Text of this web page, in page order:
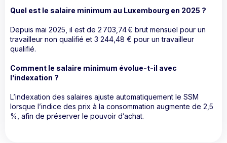
Quel est le salaire minimum au Luxembourg en 2025 ?
Depuis mai 2025, il est de 2 703,74 € brut mensuel pour un
travailleur non qualifié et 3 244,48 € pour un travailleur
qualifié.
Comment le salaire minimum évolue-t-il avec
l’indexation ?
L’indexation des salaires ajuste automatiquement le SSM
lorsque l’indice des prix à la consommation augmente de 2,5
%, afin de préserver le pouvoir d’achat.